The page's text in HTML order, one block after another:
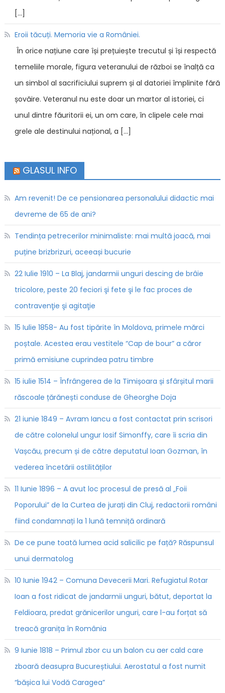
[…]
Eroii tăcuți. Memoria vie a României.
În orice națiune care își prețuiește trecutul și își respectă
temeliile morale, figura veteranului de război se înalță ca
un simbol al sacrificiului suprem și al datoriei împlinite fără
șovăire. Veteranul nu este doar un martor al istoriei, ci
unul dintre făuritorii ei, un om care, în clipele cele mai
grele ale destinului național, a […]
GLASUL INFO
Am revenit! De ce pensionarea personalului didactic mai
devreme de 65 de ani?
Tendința petrecerilor minimaliste: mai multă joacă, mai
puține brizbrizuri, aceeași bucurie
22 Iulie 1910 – La Blaj, jandarmii unguri descing de brâie
tricolore, peste 20 feciori şi fete şi le fac proces de
contravenţie şi agitaţie
15 Iulie 1858- Au fost tipărite în Moldova, primele mărci
poștale. Acestea erau vestitele “Cap de bour” a căror
primă emisiune cuprindea patru timbre
15 iulie 1514 – Înfrângerea de la Timișoara și sfârșitul marii
răscoale țărănești conduse de Gheorghe Doja
21 iunie 1849 – Avram Iancu a fost contactat prin scrisori
de către colonelul ungur Iosif Simonffy, care îi scria din
Vașcău, precum și de către deputatul Ioan Gozman, în
vederea încetării ostilităților
11 Iunie 1896 – A avut loc procesul de presă al „Foii
Poporului” de la Curtea de jurați din Cluj, redactorii români
fiind condamnați la 1 lună temniță ordinară
De ce pune toată lumea acid salicilic pe față? Răspunsul
unui dermatolog
10 Iunie 1942 – Comuna Devecerii Mari. Refugiatul Rotar
Ioan a fost ridicat de jandarmii unguri, bătut, deportat la
Feldioara, predat grănicerilor unguri, care l-au forțat să
treacă granița în România
9 Iunie 1818 – Primul zbor cu un balon cu aer cald care
zboară deasupra Bucureștiului. Aerostatul a fost numit
“bășica lui Vodă Caragea”